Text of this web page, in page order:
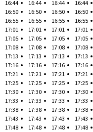
16:44
16:50
16:55
17:01
17:05
17:08
17:13
17:16
17:21
17:25
17:30
17:33
17:38
17:43
17:48
16:44
16:50
16:55
17:01
17:05
17:08
17:13
17:16
17:21
17:25
17:30
17:33
17:38
17:43
17:48
16:44
16:50
16:55
17:01
17:05
17:08
17:13
17:16
17:21
17:25
17:30
17:33
17:38
17:43
17:48
16:44
16:50
16:55
17:01
17:05
17:08
17:13
17:16
17:21
17:25
17:30
17:33
17:38
17:43
17:48